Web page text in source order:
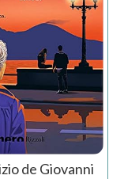
de Giovanni